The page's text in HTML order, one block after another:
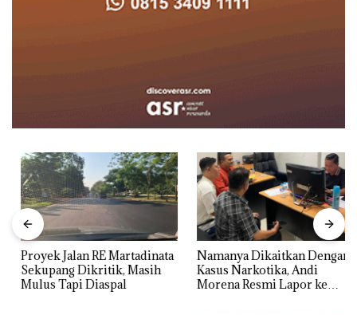
Proyek Jalan RE Martadinata
Sekupang Dikritik, Masih
Mulus Tapi Diaspal
Namanya Dikaitkan Dengan
Kasus Narkotika, Andi
Morena Resmi Lapor ke